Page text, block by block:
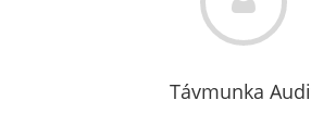
Távmunka